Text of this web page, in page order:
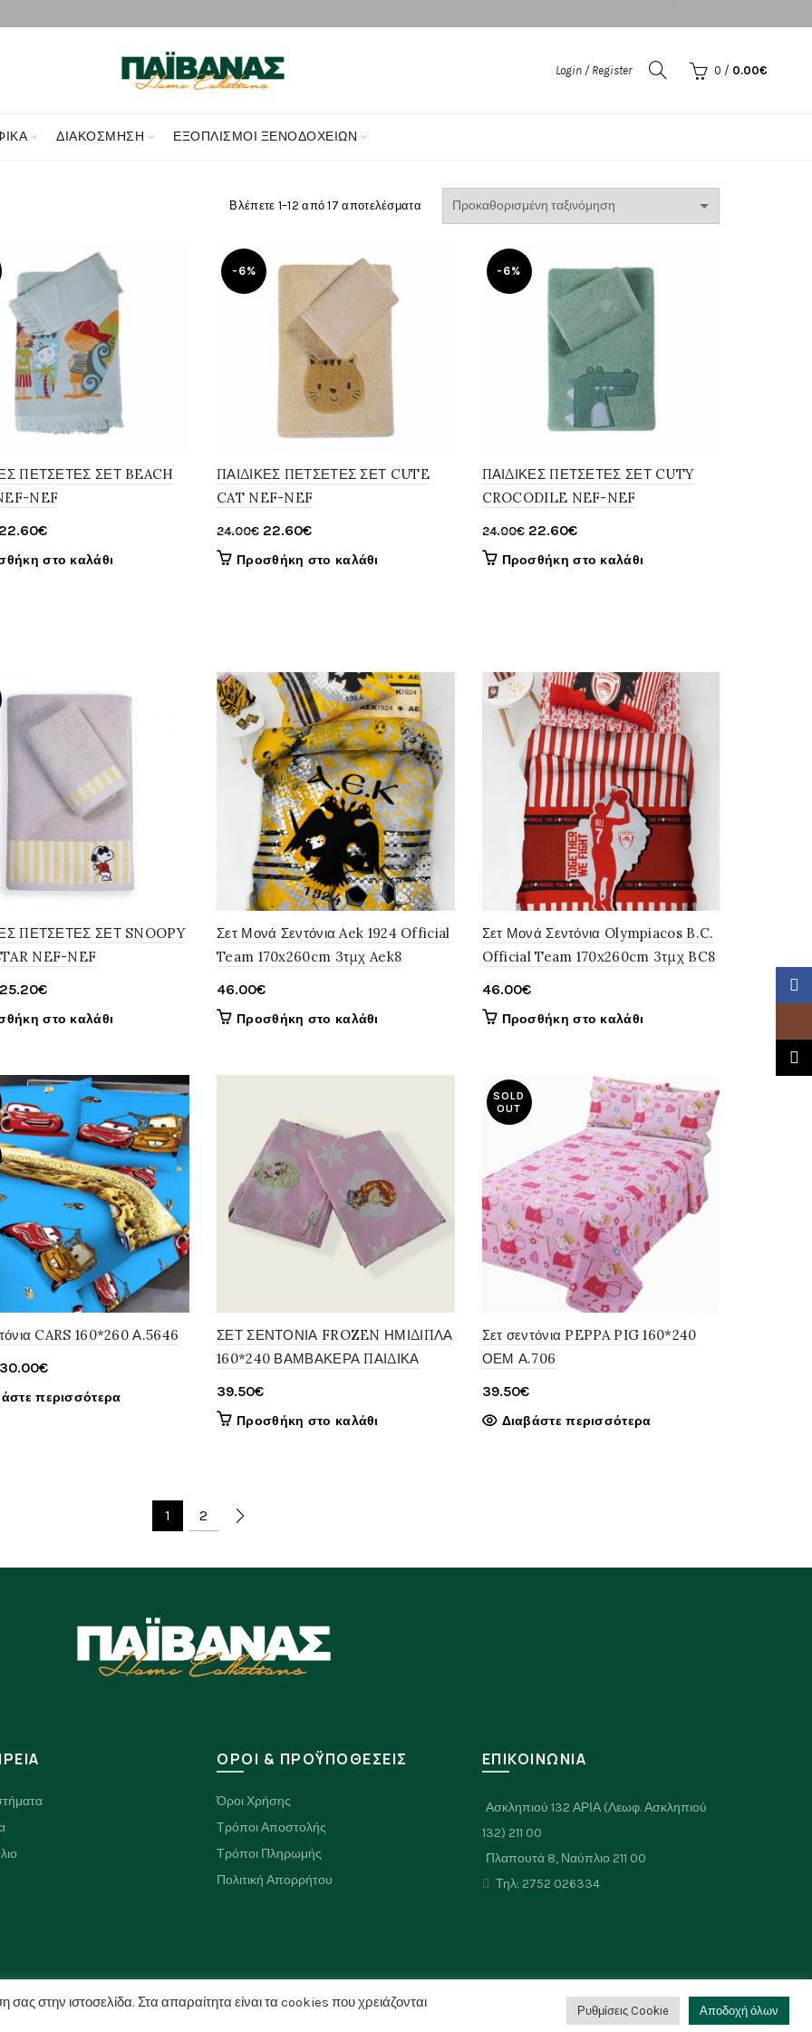
Login / Register 0 / 0.00€
ΔΙΑΚΌΣΜΗΣΗ ΕΞΟΠΛΙΣΜΟΊ ΞΕΝΟΔΟΧΕΊΩΝ
Βλέπετε 1–12 από 17 αποτελέσματα
ΠΕΤΣΕΤΕΣ ΣΕΤ BEACH
NEF
Original
price
22.60€Η
τρέχουσα
στο καλάθι
-6%
ΠΑΙΔΙΚΕΣ ΠΕΤΣΕΤΕΣ ΣΕΤ CUTE
CAT NEF-NEF
24.00€ Original
price
22.60€Η
τρέχουσα
Προσθήκη στο καλάθι
-6%
ΠΑΙΔΙΚΕΣ ΠΕΤΣΕΤΕΣ ΣΕΤ CUTY
CROCODILE NEF-NEF
24.00€ Original
price
22.60€Η
τρέχουσα
Προσθήκη στο καλάθι
ΠΕΤΣΕΤΕΣ ΣΕΤ SNOOPY
NEF-NEF
Original
price
25.20€Η
τρέχουσα
25.20€.
στο καλάθι
Σετ Μονά Σεντόνια Aek 1924 Official
Team 170x260cm 3τμχ Aek8
46.00€
Προσθήκη στο καλάθι
Σετ Μονά Σεντόνια Olympiacos B.C.
Official Team 170x260cm 3τμχ BC8
46.00€
Προσθήκη στο καλάθι
CARS 160*260 Α.5646
Original
30.00€Η
τρέχουσα
περισσότερα
ΣΕΤ ΣΕΝΤΟΝΙΑ FROZEN ΗΜΙΔΙΠΛΑ
160*240 ΒΑΜΒΑΚΕΡΑ ΠΑΙΔΙΚΑ
39.50€
Προσθήκη στο καλάθι
SOLD
OUT
Σετ σεντόνια PEPPA PIG 160*240
ΟΕΜ Α.706
39.50€
Διαβάστε περισσότερα
1 2
ΟΡΟΙ & ΠΡΟΫΠΟΘΕΣΕΙΣ
Όροι Χρήσης
Τρόποι Αποστολής
Τρόποι Πληρωμής
Πολιτική Απορρήτου
ΕΠΙΚΟΙΝΩΝΙΑ
Ασκληπιού 132 ΑΡΙΑ (Λεωφ. Ασκληπιού
132) 211 00
Πλαπουτά 8, Ναύπλιο 211 00
Τηλ: 2752 026334
paivanashome.gr
στην ιστοσελίδα. Στα απαραίτητα είναι τα cookies που χρειάζονται
Ρυθμίσεις Cookie Αποδοχή όλων
TikTok